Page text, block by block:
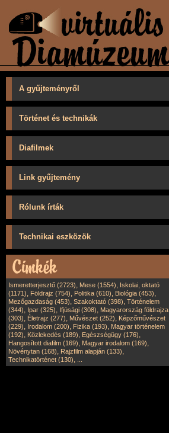
A gyűjteményről
Történet és technikák
Diafilmek
Link gyűjtemény
Rólunk írták
Technikai eszközök
Ismeretterjesztő (2723), Mese (1554), Iskolai, oktató
(1171), Földrajz (754), Politika (610), Biológia (453),
Mezőgazdaság (453), Szakoktató (398), Történelem
(344), Ipar (325), Ifjúsági (308), Magyarország földrajza
(303), Életrajz (277), Művészet (252), Képzőművészet
(229), Irodalom (200), Fizika (193), Magyar történelem
(192), Közlekedés (189), Egészségügy (176),
Hangosított diafilm (169), Magyar irodalom (169),
Növénytan (168), Rajzfilm alapján (133),
Technikatörténet (130),